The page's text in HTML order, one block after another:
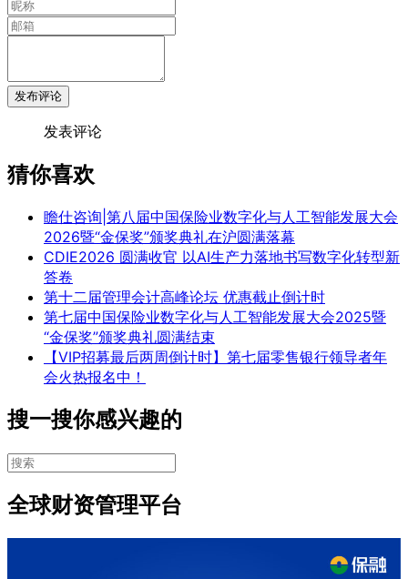
发布评论
发表评论
猜你喜欢
瞻仕咨询|第八届中国保险业数字化与人工智能发展大会
2026暨“金保奖”颁奖典礼在沪圆满落幕
CDIE2026 圆满收官 以AI生产力落地书写数字化转型新
答卷
第十二届管理会计高峰论坛 优惠截止倒计时
第七届中国保险业数字化与人工智能发展大会2025暨
“金保奖”颁奖典礼圆满结束
【VIP招募最后两周倒计时】第七届零售银行领导者年
会火热报名中！
搜一搜你感兴趣的
全球财资管理平台